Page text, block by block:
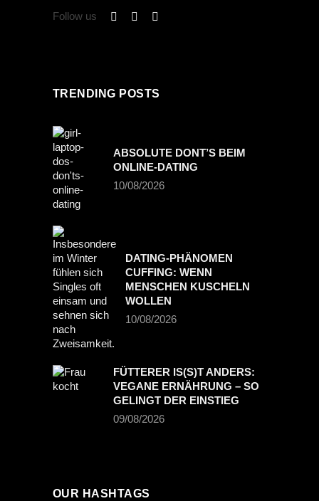
Follow us
TRENDING POSTS
ABSOLUTE DONT’S BEIM
ONLINE-DATING
10/08/2026
DATING-PHÄNOMEN
CUFFING: WENN
MENSCHEN KUSCHELN
WOLLEN
10/08/2026
FÜTTERER IS(S)T ANDERS:
VEGANE ERNÄHRUNG – SO
GELINGT DER EINSTIEG
09/08/2026
OUR HASHTAGS